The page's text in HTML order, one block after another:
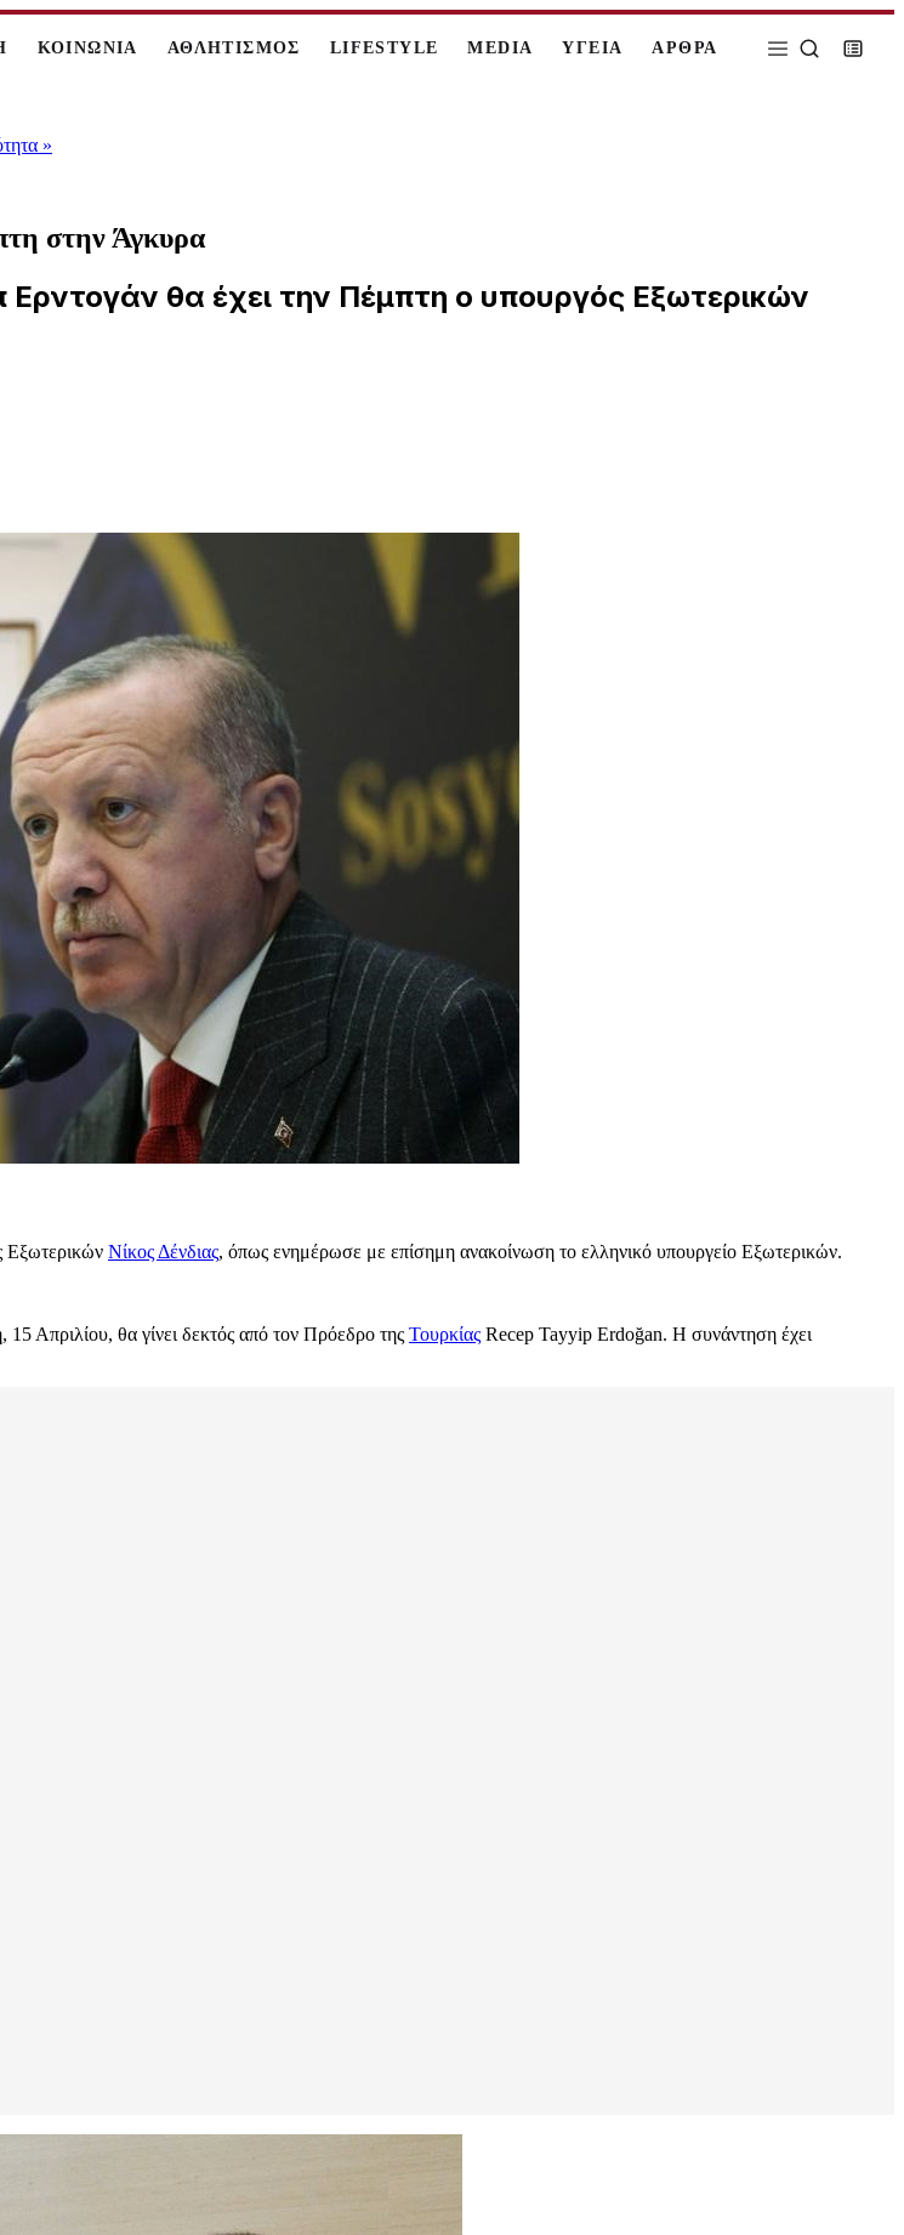
ΚΟΙΝΩΝΙΑ ΑΘΛΗΤΙΣΜΟΣ LIFESTYLE MEDIA ΥΓΕΙΑ ΑΡΘΡΑ
»
στην Άγκυρα
θα έχει την Πέμπτη ο υπουργός Εξωτερικών
Εξωτερικών Νίκος Δένδιας, όπως ενημέρωσε με επίσημη ανακοίνωση το ελληνικό υπουργείο Εξωτερικών.
Απριλίου, θα γίνει δεκτός από τον Πρόεδρο της Τουρκίας Recep Tayyip Erdoğan. Η συνάντηση έχει